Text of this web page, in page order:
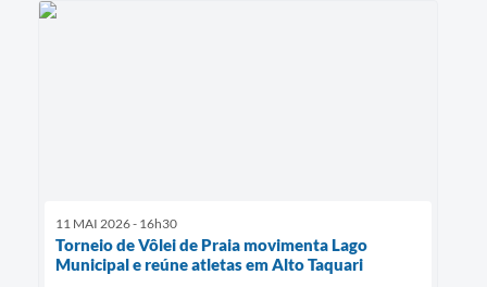
11 MAI 2026 - 16h30
Torneio de Vôlei de Praia movimenta Lago
Municipal e reúne atletas em Alto Taquari